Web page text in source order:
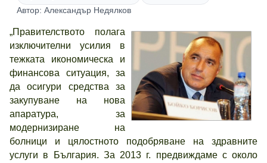
Автор: Александър Недялков
„Правителството полага
изключителни усилия в
тежката икономическа и
финансова ситуация, за
да осигури средства за
закупуване на нова
апаратура, за
модернизиране на
болници и цялостното подобряване на здравните
услуги в България. За 2013 г. предвиждаме с около